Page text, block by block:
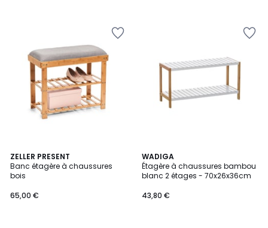
ZELLER PRESENT
Banc étagère à chaussures
bois
65,00 €
4,5
/ 5
WADIGA
Étagère à chaussures bambou
blanc 2 étages - 70x26x36cm
43,80 €